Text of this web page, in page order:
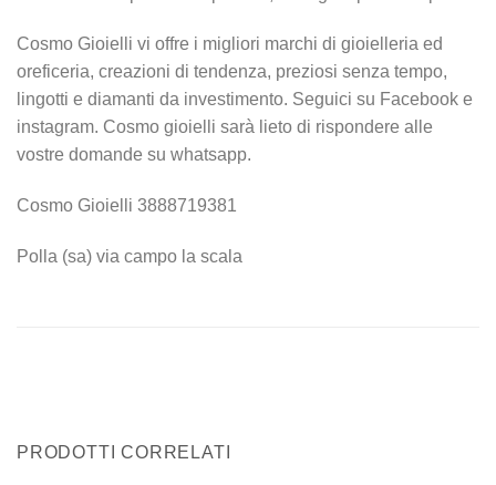
Cosmo Gioielli vi offre i migliori marchi di gioielleria ed
oreficeria, creazioni di tendenza, preziosi senza tempo,
lingotti e diamanti da investimento. Seguici su Facebook e
instagram. Cosmo gioielli sarà lieto di rispondere alle
vostre domande su whatsapp.
Cosmo Gioielli 3888719381
Polla (sa) via campo la scala
PRODOTTI CORRELATI